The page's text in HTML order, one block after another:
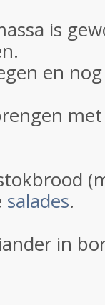
is
en
salades.
in